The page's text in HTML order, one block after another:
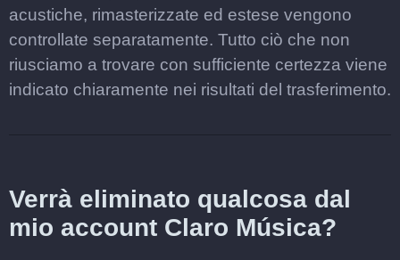
acustiche, rimasterizzate ed estese vengono
controllate separatamente. Tutto ciò che non
riusciamo a trovare con sufficiente certezza viene
indicato chiaramente nei risultati del trasferimento.
Verrà eliminato qualcosa dal
mio account Claro Música?